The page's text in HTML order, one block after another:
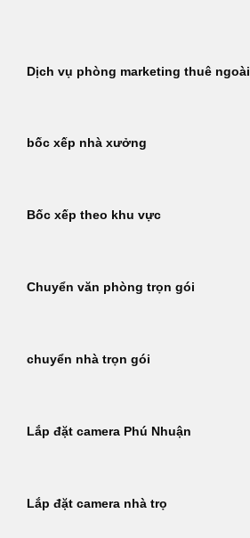
dungDịch vụ phòng marketing thuê ngoài
bốc xếp nhà xưởng
Bốc xếp theo khu vực
Chuyển văn phòng trọn gói
chuyển nhà trọn gói
Lắp đặt camera Phú Nhuận
Lắp đặt camera nhà trọ